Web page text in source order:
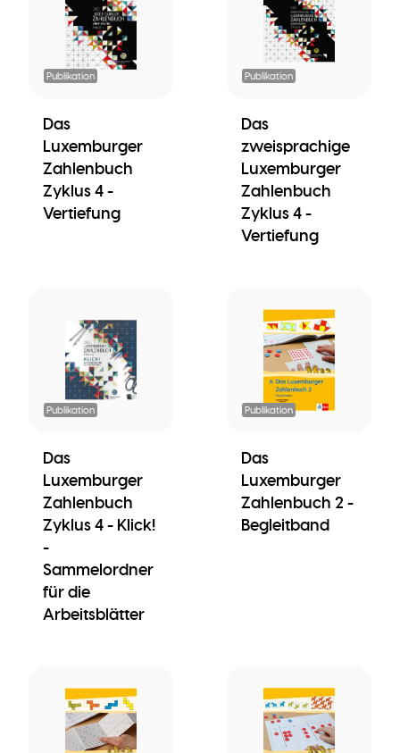
Publikation
Das
Luxemburger
Zahlenbuch
Zyklus 4 -
Vertiefung
Publikation
Das
zweisprachige
Luxemburger
Zahlenbuch
Zyklus 4 -
Vertiefung
Publikation
Das
Luxemburger
Zahlenbuch
Zyklus 4 - Klick!
-
Sammelordner
für die
Arbeitsblätter
Publikation
Das
Luxemburger
Zahlenbuch 2 -
Begleitband